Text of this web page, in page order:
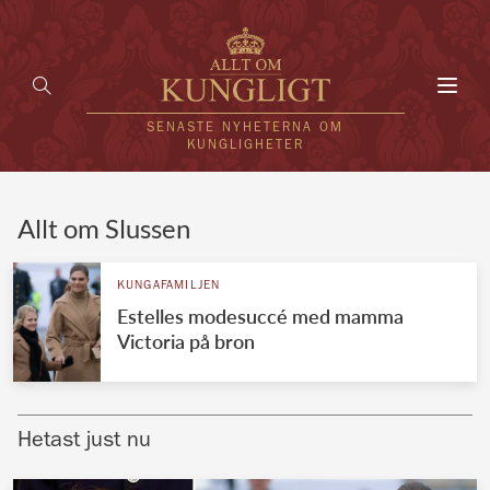
SENASTE NYHETERNA OM
KUNGLIGHETER
UTLÄNDSKT
VÄRLDENS KUNGAHUS
Brittiska kungahuset
Allt om Slussen
KUNGAFAMILJEN
Estelles modesuccé med mamma
Victoria på bron
Hetast just nu